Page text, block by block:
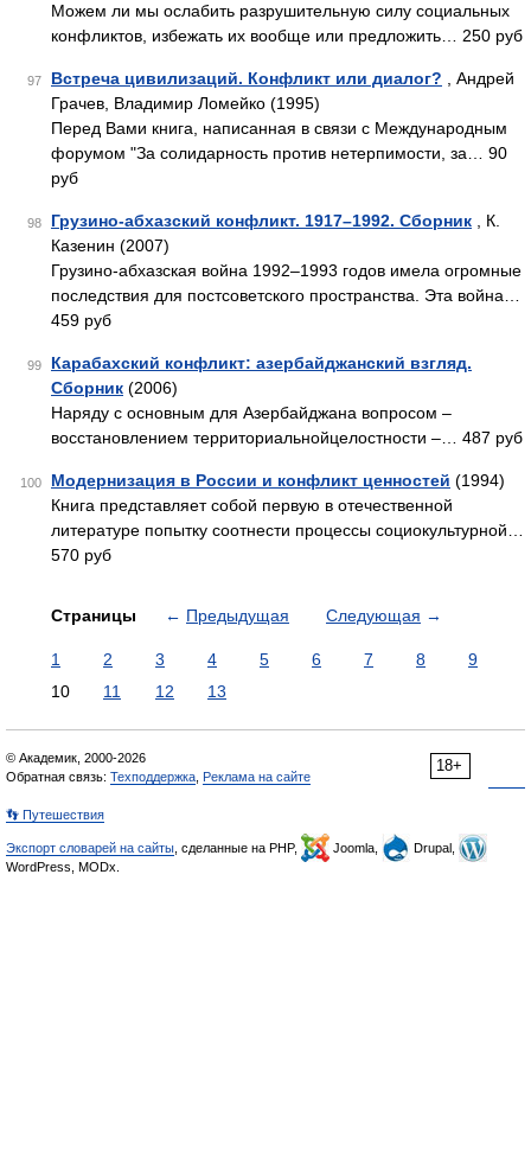
Можем ли мы ослабить разрушительную силу социальных
конфликтов, избежать их вообще или предложить… 250 руб
97 Встреча цивилизаций. Конфликт или диалог? , Андрей
Грачев, Владимир Ломейко (1995)
Перед Вами книга, написанная в связи с Международным
фо­румом "За солидарность против нетерпимости, за… 90
руб
98 Грузино-абхазский конфликт. 1917–1992. Сборник , К.
Казенин (2007)
Грузино-абхазская война 1992–1993 годов имела огромные
последствия для постсоветского пространства. Эта война…
459 руб
99
Карабахский конфликт: азербайджанский взгляд.
Сборник (2006)
Наряду с основным для Азербайджана вопросом –
восстановлением территориальнойцелостности –… 487 руб
100 Модернизация в России и конфликт ценностей (1994)
Книга представляет собой первую в отечественной
литературе попытку соотнести процессы социокультурной…
570 руб
Страницы ← Предыдущая Следующая →
1 2 3 4 5 6 7 8
9
10
11 12 13
18+
© Академик, 2000-2026
Обратная связь: Техподдержка Реклама на сайте
👣 Путешествия
Экспорт словарей на сайты , сделанные на PHP, Joomla,
Drupal,
WordPress, MODx.